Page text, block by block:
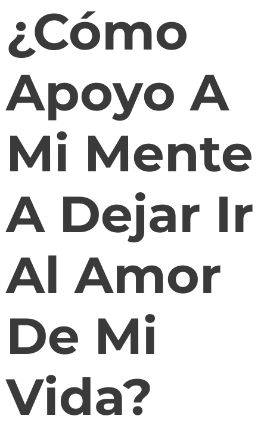
¿Cómo
Apoyo A
Mi Mente
A Dejar Ir
Al Amor
De Mi
Vida?